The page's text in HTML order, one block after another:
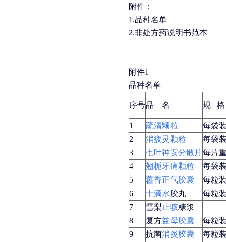
附件：
1.品种名单
2.非处方药说明书范本
附件1
品种名单
序号品 名 规 格
1 疏清颗粒
每袋
2
消疲灵颗粒
每袋
3
七叶神安分散片每片
4
翘栀牙痛颗粒
每袋
5
藿香正气胶囊
每粒
6
十滴水胶丸
每粒
7
雪梨 止咳糖浆
8
复方益母胶囊
每粒
9
抗菌消炎胶囊
每粒